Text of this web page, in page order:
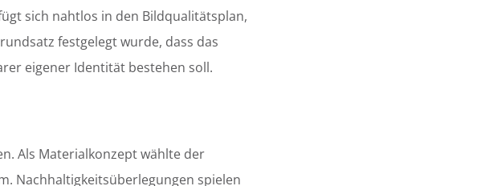
sich nahtlos in den Bildqualitätsplan,
festgelegt wurde, dass das
eigener Identität bestehen soll.
Als Materialkonzept wählte der
Nachhaltigkeitsüberlegungen spielen